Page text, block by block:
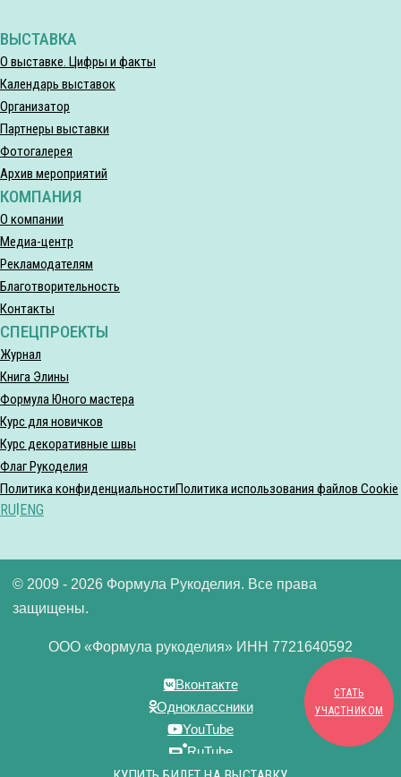
ВЫСТАВКА
О выставке. Цифры и факты
Календарь выставок
Организатор
Партнеры выставки
Фотогалерея
Архив мероприятий
КОМПАНИЯ
О компании
Медиа-центр
Рекламодателям
Благотворительность
Контакты
СПЕЦПРОЕКТЫ
Журнал
Книга Элины
Формула Юного мастера
Курс для новичков
Курс декоративные швы
Флаг Рукоделия
СТАТЬ
УЧАСТНИКОМ
Политика конфиденциальностиПолитика использования файлов Cookie
RU ENG
© 2009 - 2026 Формула Рукоделия. Все права
защищены.
ООО «Формула рукоделия» ИНН 7721640592
Вконтакте
Одноклассники
YouTube
RuTube
Дзен